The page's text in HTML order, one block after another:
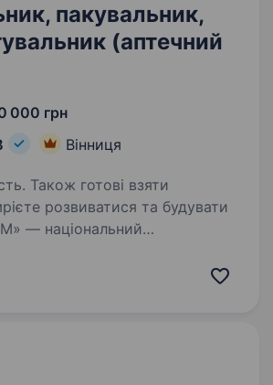
пакувальник,
(аптечний
000 грн
Вінниця
Також готові взяти
— національний
лідерами ринку, завдяки